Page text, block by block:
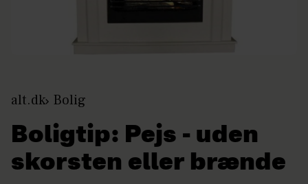
alt.dk Bolig
Boligtip: Pejs - uden
skorsten eller brænde